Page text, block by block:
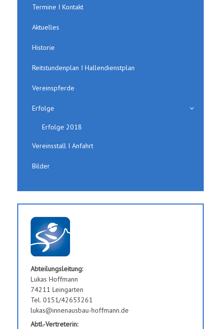
Termine I Kontakt
Aktuelles
Historie
Reitstundenplan I Hallendienstplan
Vereinspferde
Erfolge
Erfolge 2018
Vereinsstall I Anfahrt
Bilder
Abteilungsleitung:
Lukas Hoffmann
74211 Leingarten
Tel. 0151/42653261
lukas@innenausbau-hoffmann.de
Abtl.-Vertreterin: